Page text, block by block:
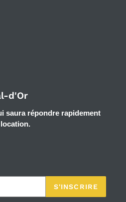
d'Or
saura répondre rapidement
S'INSCRIRE